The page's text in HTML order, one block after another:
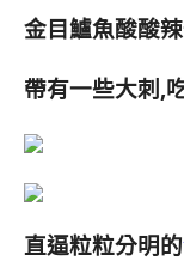
金目鱸魚酸酸
帶有一些大刺,
直逼粒粒分明的